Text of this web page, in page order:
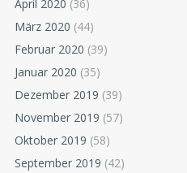
April 2020 (36)
März 2020 (44)
Februar 2020 (39)
Januar 2020 (35)
Dezember 2019 (39)
November 2019 (57)
Oktober 2019 (58)
September 2019 (42)